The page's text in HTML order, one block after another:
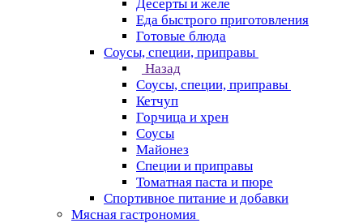
Десерты и желе
Еда быстрого приготовления
Готовые блюда
Соусы, специи, приправы
Назад
Соусы, специи, приправы
Кетчуп
Горчица и хрен
Соусы
Майонез
Специи и приправы
Томатная паста и пюре
Спортивное питание и добавки
Мясная гастрономия